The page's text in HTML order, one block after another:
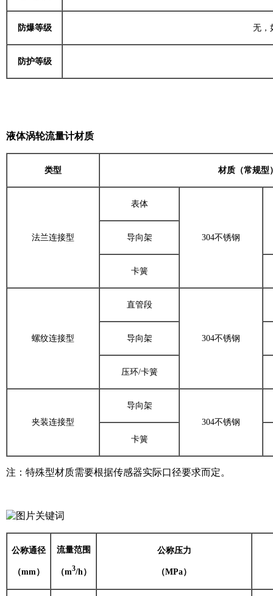
防爆等级 无，
防护等级
液体涡轮流量计材质
类型 材质（常规型
法兰连接型
表体
304不锈钢
导向架
卡簧
螺纹连接型
直管段
304不锈钢
导向架
压环/卡簧
夹装连接型
导向架
304不锈钢
卡簧
注：特殊型材质需要根据传感器实际口径要求而定。
公称通径
（mm）
流量范围
（m3/h）
公称压力
（MPa）